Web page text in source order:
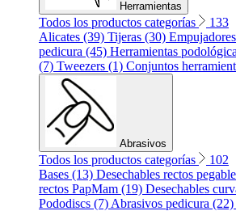
Herramientas
Todos los productos categorías
133
Alicates (39) Tijeras (30)
pedicura (45) Herramientas
(7) Tweezers (1) Conjuntos
Abrasivos
Todos los productos categorías
102
Bases (13) Desechables rectos
rectos PapMam (19) Desechables
Pododiscs (7) Abrasivos pedicura (22)